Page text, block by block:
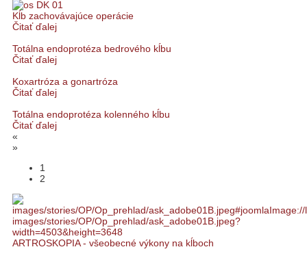
Kĺb zachovávajúce operácie
Čitať ďalej
Totálna endoprotéza bedrového kĺbu
Čitať ďalej
Koxartróza a gonartróza
Čitať ďalej
Totálna endoprotéza kolenného kĺbu
Čitať ďalej
«
»
1
2
ARTROSKOPIA - všeobecné výkony na kĺboch